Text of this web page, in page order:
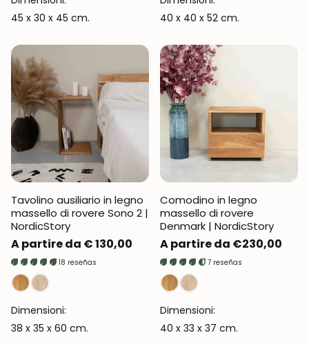
45 x 30 x 45 cm.
40 x 40 x 52 cm.
Tavolino ausiliario in legno
massello di rovere Sono 2 |
NordicStory
Prezzo
normale
A partire da € 130,00
18 reseñas
Dimensioni:
38 x 35 x 60 cm.
Comodino in legno
massello di rovere
Denmark | NordicStory
Prezzo
normale
A partire da €230,00
7 reseñas
Dimensioni:
40 x 33 x 37 cm.